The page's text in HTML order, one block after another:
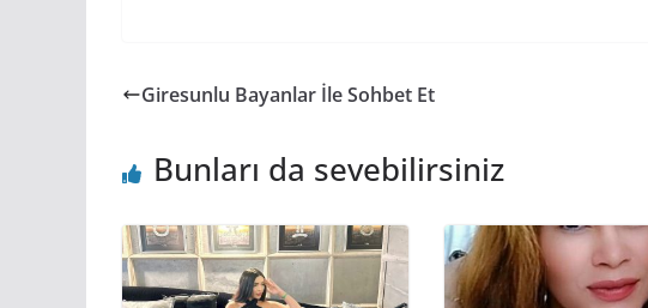
Giresunlu Bayanlar İle Sohbet Et
Bunları da sevebilirsiniz